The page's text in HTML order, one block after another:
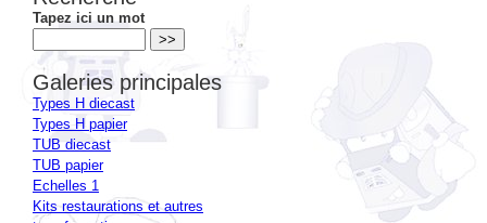
Galeries principales
Types H diecast
Types H papier
TUB diecast
TUB papier
Echelles 1
Kits restaurations et autres
transformations